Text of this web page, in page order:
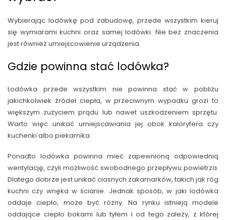
Wybierając lodówkę pod zabudowę, przede wszystkim kieruj
się wymiarami kuchni oraz samej lodówki. Nie bez znaczenia
jest również umiejscowienie urządzenia.
Gdzie powinna stać lodówka?
Lodówka przede wszystkim nie powinna stać w pobliżu
jakichkolwiek źródeł ciepła, w przeciwnym wypadku grozi to
większym zużyciem prądu lub nawet uszkodzeniem sprzętu.
Warto więc unikać umiejscawiania jej obok kaloryfera czy
kuchenki albo piekarnika.
Ponadto lodówka powinna mieć zapewnioną odpowiednią
wentylację, czyli możliwość swobodnego przepływu powietrza.
Dlatego dobrze jest unikać ciasnych zakamarków, takich jak róg
kuchni czy wnęka w ścianie. Jednak sposób, w jaki lodówka
oddaje ciepło, może być różny. Na rynku istnieją modele
oddające ciepło bokami lub tyłem i od tego zależy, z której